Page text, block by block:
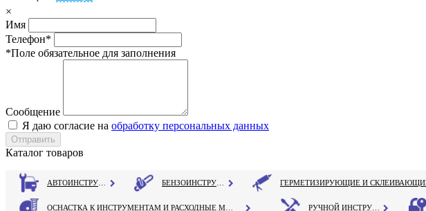
×
Имя
Телефон*
*Поле обязательное для заполнения
Сообщение
Я даю согласие на обработку персональных данных
Каталог товаров